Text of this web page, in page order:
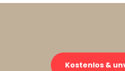
Kostenlos &